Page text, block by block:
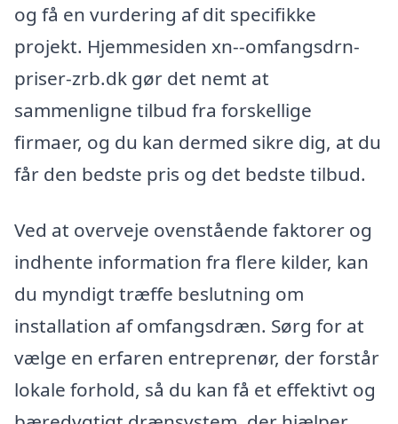
og få en vurdering af dit specifikke
projekt. Hjemmesiden xn--omfangsdrn-
priser-zrb.dk gør det nemt at
sammenligne tilbud fra forskellige
firmaer, og du kan dermed sikre dig, at du
får den bedste pris og det bedste tilbud.
Ved at overveje ovenstående faktorer og
indhente information fra flere kilder, kan
du myndigt træffe beslutning om
installation af omfangsdræn. Sørg for at
vælge en erfaren entreprenør, der forstår
lokale forhold, så du kan få et effektivt og